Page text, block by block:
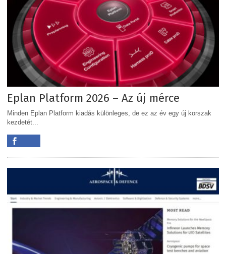
Eplan Platform 2026 – Az új mérce
Minden Eplan Platform kiadás különleges, de ez az év egy új korszak
kezdetét...